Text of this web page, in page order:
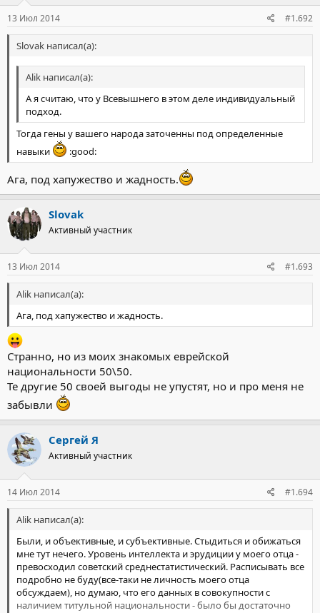
13 Июл 2014 #1.692
Slovak написал(а):
Alik написал(а):
А я считаю, что у Всевышнего в этом деле индивидуальный
подход.
Тогда гены у вашего народа заточенны под определенные
навыки
:good:
Ага, под хапужество и жадность.
Slovak
Активный участник
13 Июл 2014 #1.693
Alik написал(а):
Ага, под хапужество и жадность.
Странно, но из моих знакомых еврейской
национальности 50\50.
Те другие 50 своей выгоды не упустят, но и про меня не
забывли
Сергей Я
Активный участник
14 Июл 2014 #1.694
Alik написал(а):
Были, и объективные, и субъективные. Стыдиться и обижаться
мне тут нечего. Уровень интеллекта и эрудиции у моего отца -
превосходил советский среднестатистический. Расписывать все
подробно не буду(все-таки не личность моего отца
обсуждаем), но думаю, что его данных в совокупности с
наличием титульной национальности - было бы достаточно